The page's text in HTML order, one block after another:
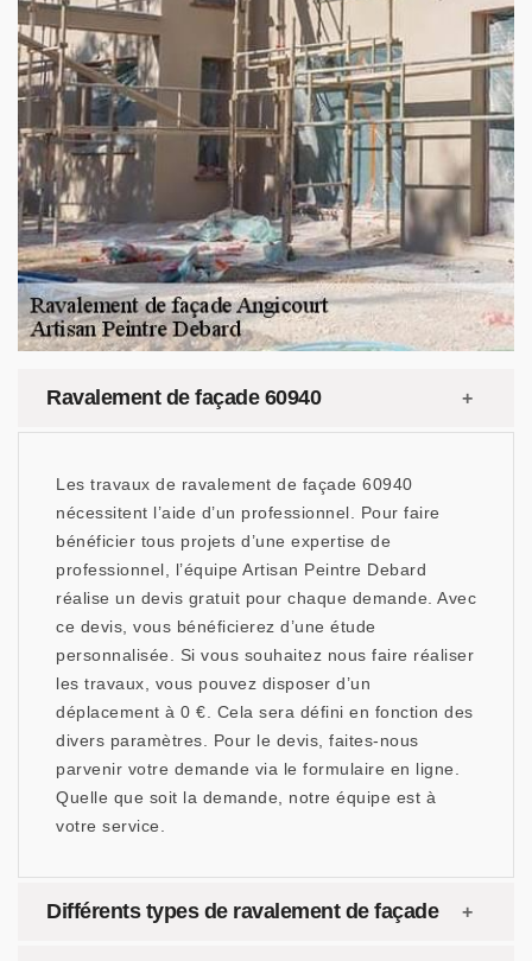
Ravalement de façade 60940
Les travaux de ravalement de façade 60940
nécessitent l’aide d’un professionnel. Pour faire
bénéficier tous projets d’une expertise de
professionnel, l’équipe Artisan Peintre Debard
réalise un devis gratuit pour chaque demande. Avec
ce devis, vous bénéficierez d’une étude
personnalisée. Si vous souhaitez nous faire réaliser
les travaux, vous pouvez disposer d’un
déplacement à 0 €. Cela sera défini en fonction des
divers paramètres. Pour le devis, faites-nous
parvenir votre demande via le formulaire en ligne.
Quelle que soit la demande, notre équipe est à
votre service.
Différents types de ravalement de façade